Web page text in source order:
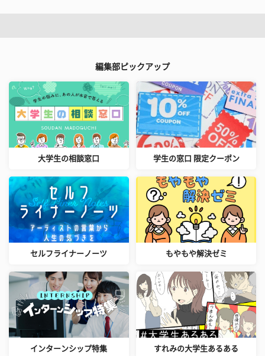
編集部ピックアップ
大学生の相談窓口 学生の窓口 限定クーポン
セルフライナーノーツ もやもや解決ゼミ
インターンシップ特集 すれみの大学生あるある